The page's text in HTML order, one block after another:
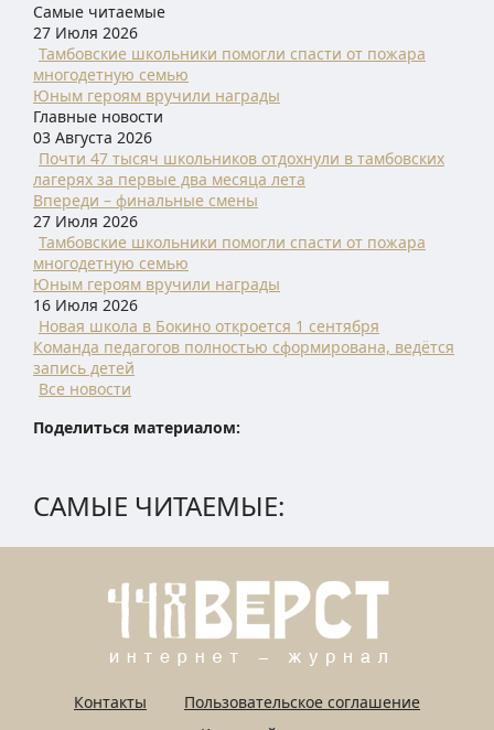
Самые читаемые
27 Июля 2026
Тамбовские школьники помогли спасти от пожара
многодетную семью
Юным героям вручили награды
Главные новости
03 Августа 2026
Почти 47 тысяч школьников отдохнули в тамбовских
лагерях за первые два месяца лета
Впереди – финальные смены
27 Июля 2026
Тамбовские школьники помогли спасти от пожара
многодетную семью
Юным героям вручили награды
16 Июля 2026
Новая школа в Бокино откроется 1 сентября
Команда педагогов полностью сформирована, ведётся
запись детей
Все новости
Поделиться материалом:
САМЫЕ ЧИТАЕМЫЕ:
Контакты
Пользовательское соглашение